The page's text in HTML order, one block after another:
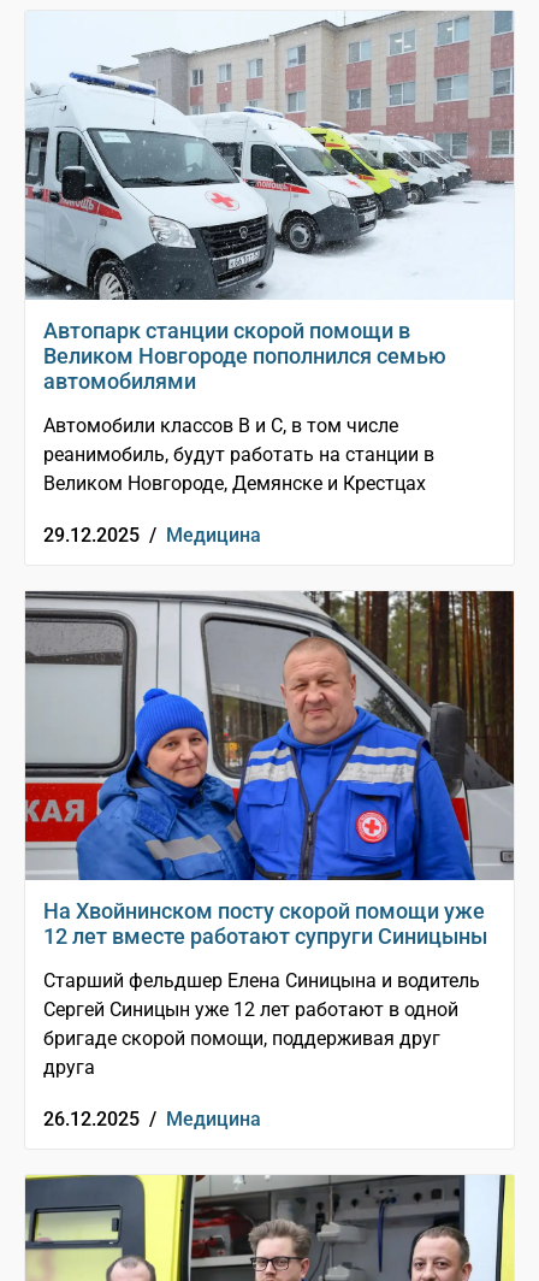
Автопарк станции скорой помощи в
Великом Новгороде пополнился семью
автомобилями
Автомобили классов В и С, в том числе
реанимобиль, будут работать на станции в
Великом Новгороде, Демянске и Крестцах
29.12.2025 / Медицина
На Хвойнинском посту скорой помощи уже
12 лет вместе работают супруги Синицыны
Старший фельдшер Елена Синицына и водитель
Сергей Синицын уже 12 лет работают в одной
бригаде скорой помощи, поддерживая друг
друга
26.12.2025 / Медицина